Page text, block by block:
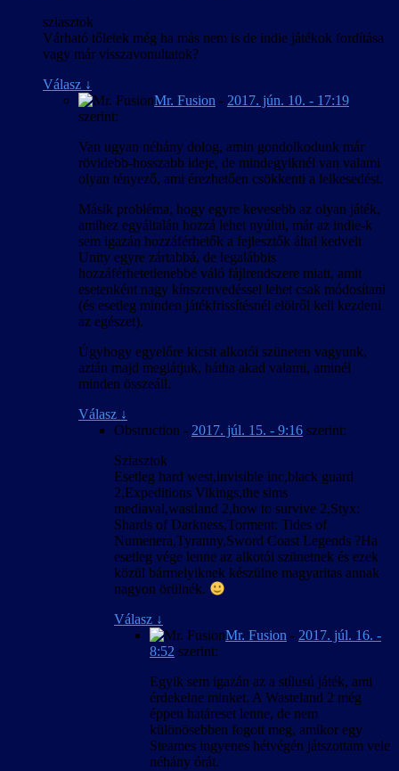
sziasztok
Várható tőletek még ha más nem is de indie játékok fordítása
vagy már visszavonultatok?
Válasz ↓
Mr. Fusion - 2017. jún. 10. - 17:19
szerint:
Van ugyan néhány dolog, amin gondolkodunk már
rövidebb-hosszabb ideje, de mindegyiknél van valami
olyan tényező, ami érezhetően csökkenti a lelkesedést.
Másik probléma, hogy egyre kevesebb az olyan játék,
amihez egyáltalán hozzá lehet nyúlni, már az indie-k
sem igazán hozzáférhetők a fejlesztők által kedvelt
Unity egyre zártabbá, de legalábbis
hozzáférhetetlenebbé váló fájlrendszere miatt, amit
esetenként nagy kínszenvedéssel lehet csak módosítani
(és esetleg minden játékfrissítésnél elölről kell kezdeni
az egészet).
Úgyhogy egyelőre kicsit alkotói szüneten vagyunk,
aztán majd meglátjuk, hátha akad valami, aminél
minden összeáll.
Válasz ↓
Obstruction - 2017. júl. 15. - 9:16 szerint:
Sziasztok
Esetleg hard west,invisible inc,black guard
2,Expeditions Vikings,the sims
mediaval,wastland 2,how to survive 2,Styx:
Shards of Darkness,Torment: Tides of
Numenera,Tyranny,Sword Coast Legends ?Ha
esetleg vége lenne az alkotói szünetnek és ezek
közül bármelyiknek készülne magyaritas annak
nagyon örülnék.
Válasz ↓
Mr. Fusion - 2017. júl. 16. -
8:52 szerint:
Egyik sem igazán az a stílusú játék, ami
érdekelne minket. A Wasteland 2 még
éppen határeset lenne, de nem
különösebben fogott meg, amikor egy
Steames ingyenes hétvégén játszottam vele
néhány órát.